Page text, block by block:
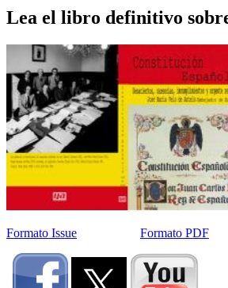
Lea el libro definitivo
Formato Issue Formato PDF